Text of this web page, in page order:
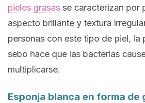
pieles grasas se caracterizan por
aspecto brillante y textura
personas con este tipo de piel, la
sebo hace que las bacterias
multiplicarse.
Esponja blanca en forma de